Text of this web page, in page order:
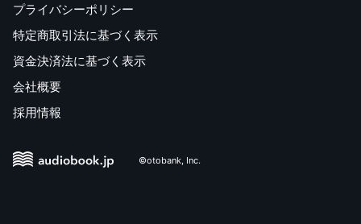
プライバシーポリシー
特定商取引法に基づく表示
資金決済法に基づく表示
会社概要
採用情報
©otobank, Inc.